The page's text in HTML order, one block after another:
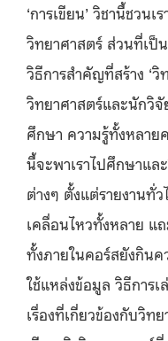
‘การเขียน’ วิชานี้ชวนเ
วิทยาศาสตร์ ส่วนที่เป็
วิธีการสำคัญที่สร้าง ‘
วิทยาศาสตร์และนักวิจั
ศึกษา ความรู้ทั้งหลาย
นี้จะพาเราไปศึกษาแล
ต่างๆ ตั้งแต่รายงานทั่
เคลื่อนไหวทั้งหลาย
ทั้งภายในคอร์สยังกิน
ใช้แหล่งข้อมูล วิธีการเ
เรื่องที่เกี่ยวข้องกับวิท